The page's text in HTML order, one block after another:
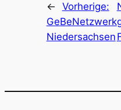
←
Vorherige:
GeBeNetzwerk
Niedersachsen